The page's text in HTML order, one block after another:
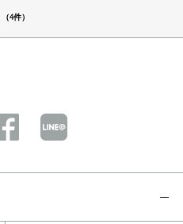
（4件）